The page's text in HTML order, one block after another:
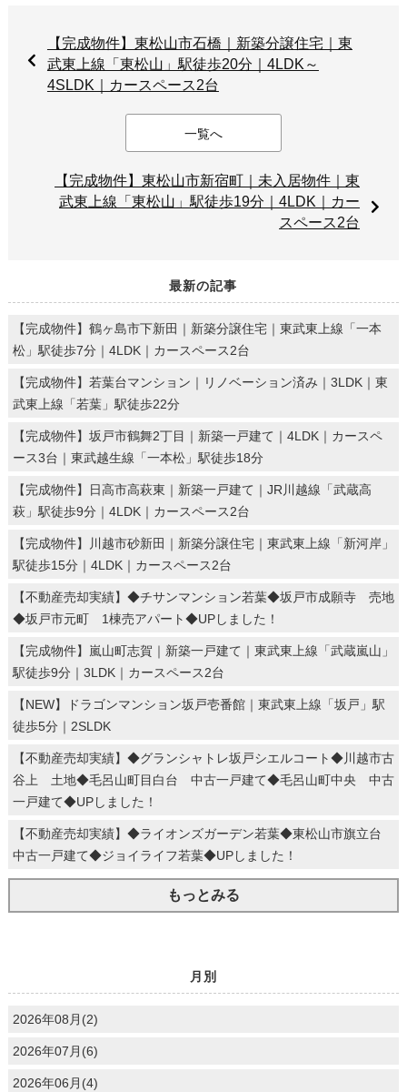
【完成物件】東松山市石橋｜新築分譲住宅｜東
武東上線「東松山」駅徒歩20分｜4LDK～
4SLDK｜カースペース2台
一覧へ
【完成物件】東松山市新宿町｜未入居物件｜東
武東上線「東松山」駅徒歩19分｜4LDK｜カー
スペース2台
最新の記事
【完成物件】鶴ヶ島市下新田｜新築分譲住宅｜東武東上線「一本
松」駅徒歩7分｜4LDK｜カースペース2台
【完成物件】若葉台マンション｜リノベーション済み｜3LDK｜東
武東上線「若葉」駅徒歩22分
【完成物件】坂戸市鶴舞2丁目｜新築一戸建て｜4LDK｜カースペ
ース3台｜東武越生線「一本松」駅徒歩18分
【完成物件】日高市高萩東｜新築一戸建て｜JR川越線「武蔵高
萩」駅徒歩9分｜4LDK｜カースペース2台
【完成物件】川越市砂新田｜新築分譲住宅｜東武東上線「新河岸」
駅徒歩15分｜4LDK｜カースペース2台
【不動産売却実績】◆チサンマンション若葉◆坂戸市成願寺 売地
◆坂戸市元町 1棟売アパート◆UPしました！
【完成物件】嵐山町志賀｜新築一戸建て｜東武東上線「武蔵嵐山」
駅徒歩9分｜3LDK｜カースペース2台
【NEW】ドラゴンマンション坂戸壱番館｜東武東上線「坂戸」駅
徒歩5分｜2SLDK
【不動産売却実績】◆グランシャトレ坂戸シエルコート◆川越市古
谷上 土地◆毛呂山町目白台 中古一戸建て◆毛呂山町中央 中古
一戸建て◆UPしました！
【不動産売却実績】◆ライオンズガーデン若葉◆東松山市旗立台
中古一戸建て◆ジョイライフ若葉◆UPしました！
もっとみる
月別
2026年08月(2)
2026年07月(6)
2026年06月(4)